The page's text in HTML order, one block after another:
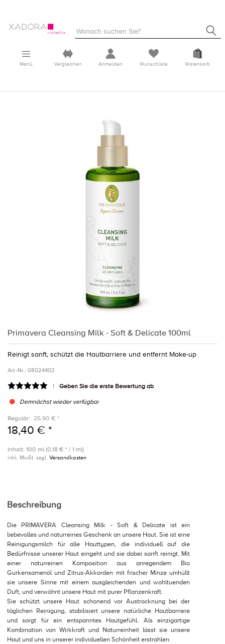
Menü Vergleichen Anmelden Wunschliste Warenkorb
Primavera Cleansing Milk - Soft & Delicate 100ml
Reinigt sanft, schützt die Hautbarriere und entfernt Make-up
Art.-Nr.: 08024402
Geben Sie die erste Bewertung ab
Demnächst wieder verfügbar
Regulär: 25,90 € *
18,40 € *
Inhalt: 100 ml (0,18 € * / 1 ml)
inkl. MwSt. zzgl. Versandkosten
Beschreibung
Die PRIMAVERA Cleansing Milk - Soft & Delicate ist ein
liebevolles und naturreines Geschenk an unsere Haut. Sie ist eine
Reinigungsmilch für alle Hauttypen, die individuell auf die
Bedürfnisse unserer Haut eingeht und sie dabei sanft reinigt. Mit
einer naturreinen Komposition aus anregendem Bio
Gurkensamenöl und Zitrus-Akkorden mit frischer Minze umhüllt
sie unsere Sinne mit einem ausgleichenden und wohltuenden
Duft, und verwöhnt unsere Haut mit purer Pflanzenkraft.
Sie schützt unsere Haut schonend vor Austrocknung bei der
täglichen Reinigung, stabilisiert unsere natürliche Hautbarriere
und sorgt für ein entspanntes Hautgefühl. Als einzigartige
Kombination von Wirkkraft und Naturreinheit lässt sie unsere
Haut und uns in unserer individuellen Schönheit erstrahlen.